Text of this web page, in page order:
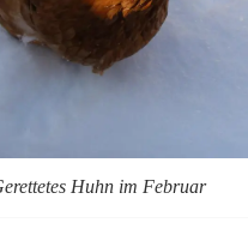
Huhn im Februar